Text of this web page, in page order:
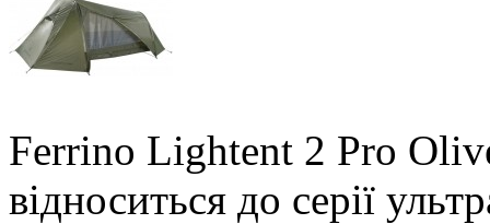
Ferrino Lightent 2 Pro
відноситься до серії